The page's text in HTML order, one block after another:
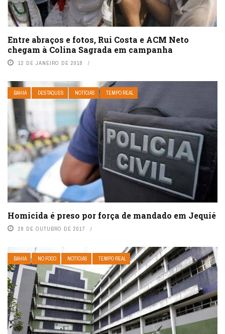
Entre abraços e fotos, Rui Costa e ACM Neto
chegam à Colina Sagrada em campanha
12 DE JANEIRO DE 2018
BAHIA DESTAQUES NOTÍCIAS TEMPO REAL
Homicida é preso por força de mandado em Jequié
28 DE OUTUBRO DE 2017
BAHIA NO FOCO NOTÍCIAS TEMPO REAL